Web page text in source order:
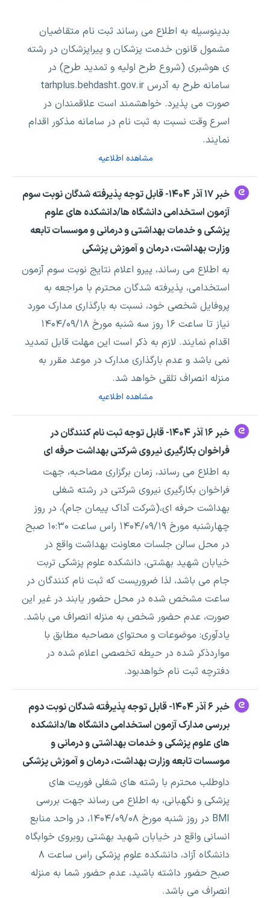
بدینوسیله به اطلاع می رساند ثبت نام متقاضیان
مشمول قانون خدمت پزشکان و پیراپزشکان در رشته
ی هوشبری (شروع طرح اولیه و تمدید طرح) در
سامانه طرح به آدرس tarhplus.behdasht.gov.ir
صورت می پذیرد. خواهشمند است علاقمندان در
اسرع وقت نسبت به ثبت نام در سامانه مذکور اقدام
نمایند.
مشاهده اطلاعیه
خبر ۱۷ آذر ۱۴۰۴- قابل توجه پذیرفته شدگان نوبت سوم
آزمون استخدامی دانشگاه ها/دانشکده های علوم
پزشکی و خدمات بهداشتی و درمانی و موسسات تابعه
وزارت بهداشت، درمان و آموزش پزشکی
به اطلاع می رساند، پیرو اعلام نتایج نوبت سوم آزمون
استخدامی، پذیرفته شدگان محترم با مراجعه به
پروفایل شخصی خود، نسبت به بارگذاری مدارک مورد
نیاز تا ساعت ۱۶ روز سه شنبه مورخ ۱۴۰۴/۰۹/۱۸
اقدام نمایند. لازم به ذکر است این مهلت قابل تمدید
نمی باشد و عدم بارگذاری مدارک در موعد مقرر به
منزله انصراف تلقی خواهد شد.
مشاهده اطلاعیه
خبر ۱۶ آذر ۱۴۰۴- قابل توجه ثبت نام کنندگان در
فراخوان بکارگیری نیروی شرکتی بهداشت حرفه ای
به اطلاع می رساند، زمان برگزاری مصاحبه، جهت
فراخوان بکارگیری نیروی شرکتی در رشته شغلی
بهداشت حرفه ای،(شرکت آداک پیمان جام)، در روز
چهارشنبه مورخ ۱۴۰۴/۰۹/۱۹ راس ساعت ۱۰:۳۰ صبح
در محل سالن جلسات معاونت بهداشت واقع در
خیابان شهید بهشتی، دانشکده علوم پزشکی تربت
جام می باشد، لذا ضروریست که ثبت نام کنندگان در
ساعت مشخص شده در محل حضور یابند در غیر این
صورت، عدم حضور شخص به منزله انصراف می باشد.
یادآوری: موضوعات و محتوای مصاحبه مطابق با
مواردذکر شده در حیطه تخصصی اعلام شده در
دفترچه ثبت نام خواهدبود.
خبر ۶ آذر ۱۴۰۴- قابل توجه پذیرفته شدگان نوبت دوم
بررسی مدارک آزمون استخدامی دانشگاه ها/دانشکده
های علوم پزشکی و خدمات بهداشتی و درمانی و
موسسات تابعه وزارت بهداشت، درمان و آموزش پزشکی
داوطلب محترم با رشته های شغلی فوریت های
پزشکی و نگهبانی، به اطلاع می رساند جهت بررسی
BMI در روز شنبه مورخ ۱۴۰۴/۰۹/۰۸، در واحد منابع
انسانی واقع در خیابان شهید بهشتی روبروی خوابگاه
دانشگاه آزاد، دانشکده علوم پزشکی راس ساعت ۸
صبح حضور داشته باشید، عدم حضور شما به منزله
انصراف می باشد.